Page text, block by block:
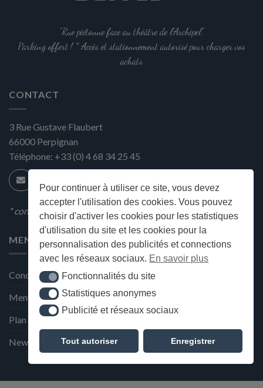
Pour continuer à utiliser ce site, vous devez
accepter l'utilisation des cookies. Vous pouvez
choisir d'activer les cookies pour les statistiques
d'utilisation du site et les cookies pour la
personnalisation des publicités et connections
avec les réseaux sociaux. En savoir plus
Fonctionnalités du site
Fonctionnalités du site
Statistiques anonymes
Statistiques anonymes
Publicité et réseaux sociaux
Publicité et réseaux sociaux
Tout autoriser Enregistrer
"Rue piétonne face au théâtre de l'Archipel".
Parking offert ! * Accès et stationnement autorisé pour charger vos
achats
CONTACT
3 Rue Gustave Flaubert
66000 Perpignan
Téléphone: +33 (0) 4 68 34 25 45
* condition en magasin
MENU
Conditions générales de ventes
Mentions Légales et Politique de confidentialité
Plan du site
Newsletter de la Maison Deffès